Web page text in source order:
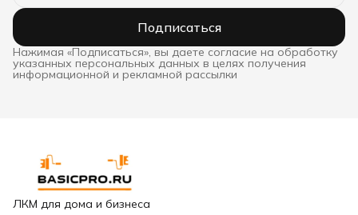
Подписаться
Нажимая «Подписаться», вы даете согласие на обработку
указанных персональных данных в целях получения
информационной и рекламной рассылки
ЛКМ для дома и бизнеса